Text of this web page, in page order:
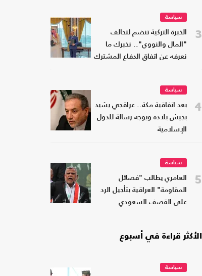
3
سياسة
الخبرة التركية تنضم لتحالف
"المال والنووي".. نخبرك ما
نعرفه عن اتفاق الدفاع المشترك
4
سياسة
بعد اتفاقية مكة.. عراقجي يشيد
بجيش بلاده ويوجه رسالة للدول
الإسلامية
5
سياسة
العامري يطالب "فصائل
المقاومة" العراقية بتأجيل الرد
على القصف السعودي
الأكثر قراءة في أسبوع
سياسة